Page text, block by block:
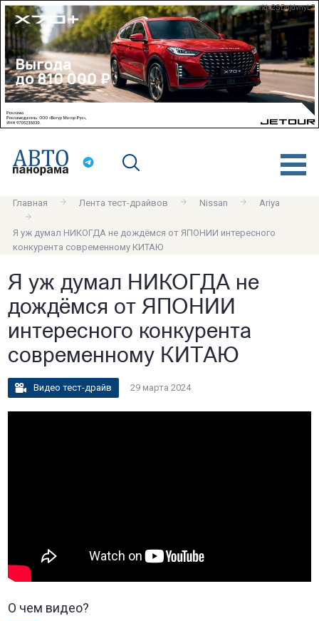
erid: 2SDnjdvnyL7
Главная Лента тест-драйвов Nissan Ariya
Я уж думал НИКОГДА не дождёмся от ЯПОНИИ интересного
конкурента современному КИТАЮ
Я уж думал НИКОГДА не
дождёмся от ЯПОНИИ
интересного конкурента
современному КИТАЮ
Видео тест-драйв 29 марта 2024
О чем видео?